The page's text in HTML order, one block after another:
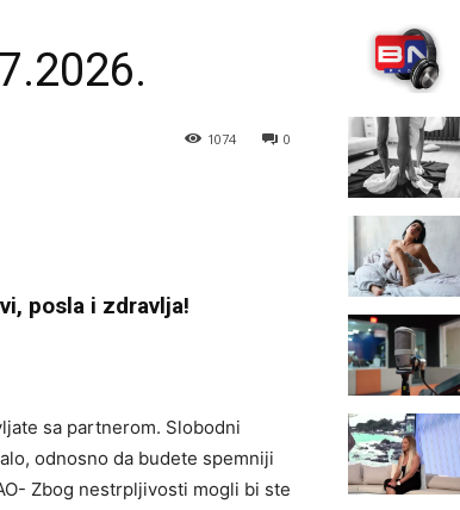
0
1074
posla i zdravlja!
sa partnerom. Slobodni
odnosno da budete spemniji
Zbog nestrpljivosti mogli bi ste